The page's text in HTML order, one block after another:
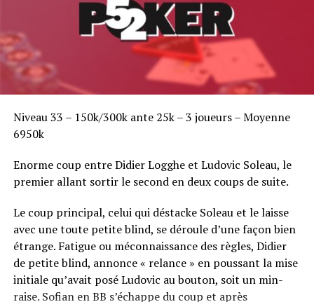
Niveau 33 – 150k/300k ante 25k – 3 joueurs – Moyenne
6950k
Enorme coup entre Didier Logghe et Ludovic Soleau, le
premier allant sortir le second en deux coups de suite.
Le coup principal, celui qui déstacke Soleau et le laisse
avec une toute petite blind, se déroule d’une façon bien
étrange. Fatigue ou méconnaissance des règles, Didier
de petite blind, annonce « relance » en poussant la mise
initiale qu’avait posé Ludovic au bouton, soit un min-
raise. Sofian en BB s’échappe du coup et après